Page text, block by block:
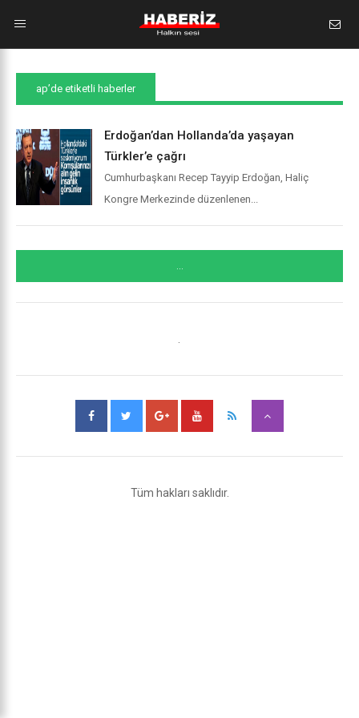
ap’de etiketli haberler
Erdoğan’dan Hollanda’da yaşayan
Türkler’e çağrı
Cumhurbaşkanı Recep Tayyip Erdoğan, Haliç
Kongre Merkezinde düzenlenen...
...
Tüm hakları saklıdır.